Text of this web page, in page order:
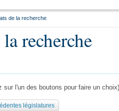
de la recherche
recherche
sur l'un des boutons pour faire un choix)
législatures